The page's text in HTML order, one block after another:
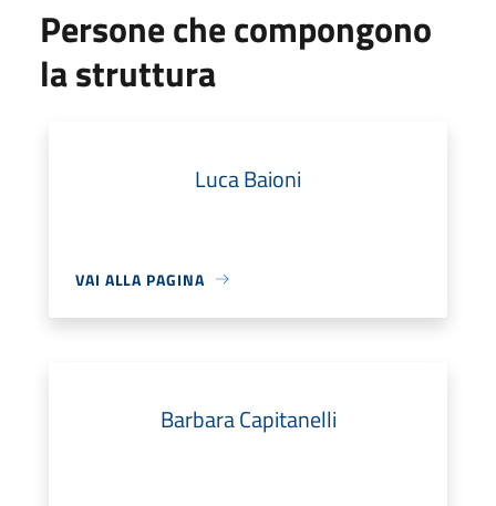
Persone che compongono
la struttura
Luca Baioni
VAI ALLA PAGINA
Barbara Capitanelli